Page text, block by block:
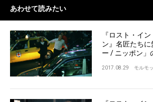
あわせて読みたい
『ロスト・イ
ン』名匠たち
ー / ニッポン」
2017.08.29 モルモ